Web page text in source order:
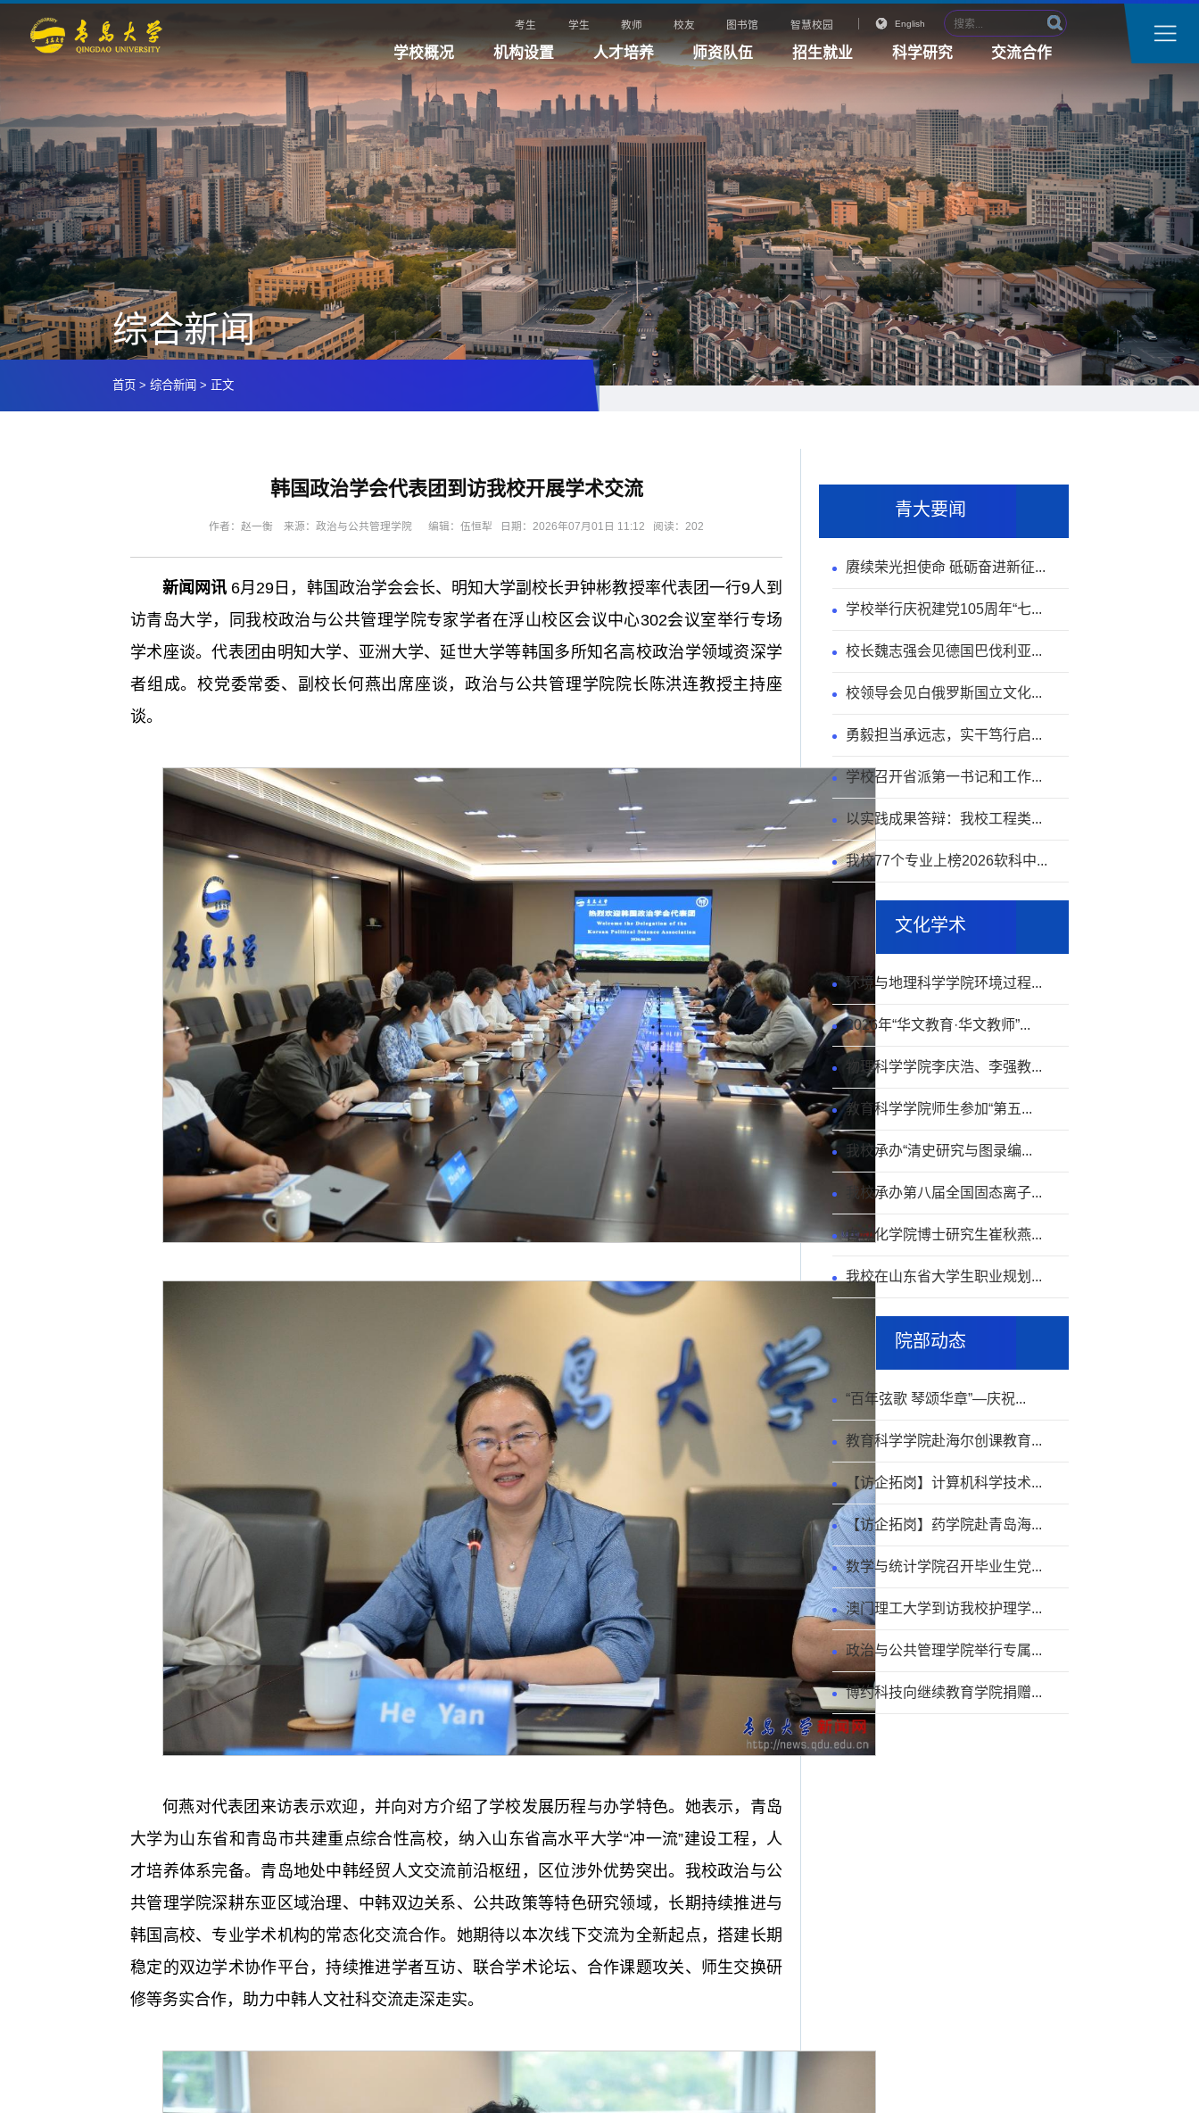
考生 学生 教师 校友 图书馆 智慧校园 English
学校概况 机构设置 人才培养 师资队伍 招生就业 科学研究 交流合作
综合新闻
首页 > 综合新闻 > 正文
青大要闻
赓续荣光担使命 砥砺奋进新征...
学校举行庆祝建党105周年“七...
校长魏志强会见德国巴伐利亚...
校领导会见白俄罗斯国立文化...
勇毅担当承远志，实干笃行启...
学校召开省派第一书记和工作...
以实践成果答辩：我校工程类...
我校77个专业上榜2026软科中...
文化学术
环境与地理科学学院环境过程...
2026年“华文教育·华文教师”...
物理科学学院李庆浩、李强教...
教育科学学院师生参加“第五...
我校承办“清史研究与图录编...
我校承办第八届全国固态离子...
自动化学院博士研究生崔秋燕...
我校在山东省大学生职业规划...
院部动态
“百年弦歌 琴颂华章”—庆祝...
教育科学学院赴海尔创课教育...
【访企拓岗】计算机科学技术...
【访企拓岗】药学院赴青岛海...
数学与统计学院召开毕业生党...
澳门理工大学到访我校护理学...
政治与公共管理学院举行专属...
博约科技向继续教育学院捐赠...
韩国政治学会代表团到访我校开展学术交流
作者：赵一衡 来源：政治与公共管理学院 编辑：伍恒犁 日期：2026年07月01日 11:12 阅读： 202
新闻网讯 6月29日，韩国政治学会会长、明知大学副校长尹钟彬教授率代表团一行9人到
访青岛大学，同我校政治与公共管理学院专家学者在浮山校区会议中心302会议室举行专场
学术座谈。代表团由明知大学、亚洲大学、延世大学等韩国多所知名高校政治学领域资深学
者组成。校党委常委、副校长何燕出席座谈，政治与公共管理学院院长陈洪连教授主持座
谈。
何燕对代表团来访表示欢迎，并向对方介绍了学校发展历程与办学特色。她表示，青岛
大学为山东省和青岛市共建重点综合性高校，纳入山东省高水平大学“冲一流”建设工程，人
才培养体系完备。青岛地处中韩经贸人文交流前沿枢纽，区位涉外优势突出。我校政治与公
共管理学院深耕东亚区域治理、中韩双边关系、公共政策等特色研究领域，长期持续推进与
韩国高校、专业学术机构的常态化交流合作。她期待以本次线下交流为全新起点，搭建长期
稳定的双边学术协作平台，持续推进学者互访、联合学术论坛、合作课题攻关、师生交换研
修等务实合作，助力中韩人文社科交流走深走实。